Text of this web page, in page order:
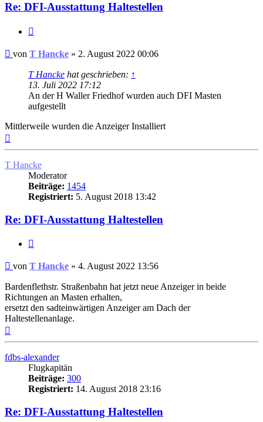
Re: DFI-Ausstattung Haltestellen
Ungelesener
von T Hancke » 2. August 2022 00:06
T Hancke hat geschrieben: ↑
13. Juli 2022 17:12
An der H Waller Friedhof wurden auch DFI Masten
aufgestellt
Mittlerweile wurden die Anzeiger Installiert
T Hancke
Moderator
Beiträge: 1454
Registriert: 5. August 2018 13:42
Re: DFI-Ausstattung Haltestellen
Ungelesener
von T Hancke » 4. August 2022 13:56
Bardenflethstr. Straßenbahn hat jetzt neue Anzeiger in beide
Richtungen an Masten erhalten,
ersetzt den sadteinwärtigen Anzeiger am Dach der
Haltestellenanlage.
fdbs-alexander
Flugkapitän
Beiträge: 300
Registriert: 14. August 2018 23:16
Re: DFI-Ausstattung Haltestellen